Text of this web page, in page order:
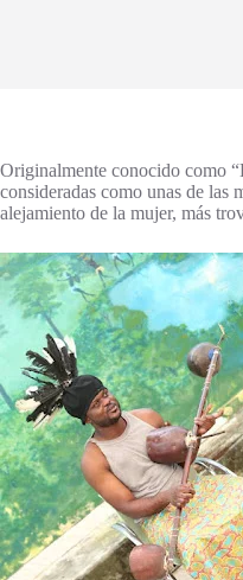
Originalmente conocido como
consideradas como unas de
alejamiento de la mujer, más